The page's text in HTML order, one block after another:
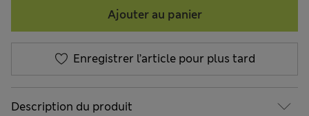
Ajouter au panier
Enregistrer l’article pour plus tard
Description du produit